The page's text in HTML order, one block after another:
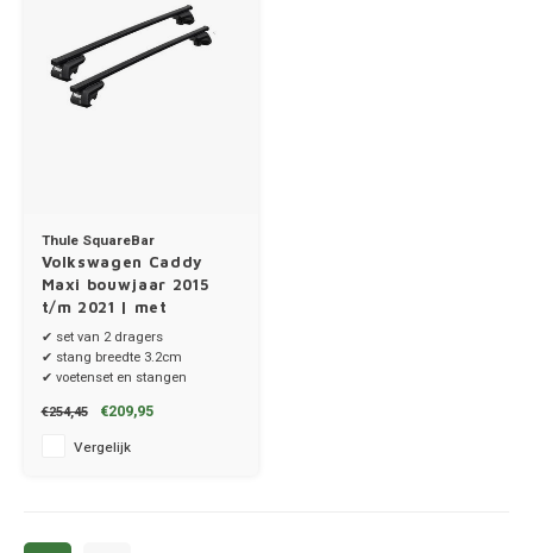
Thule SquareBar
Volkswagen Caddy
Maxi bouwjaar 2015
t/m 2021 | met
dakrailing
✔ set van 2 dragers
✔ stang breedte 3.2cm
✔ voetenset en stangen
€254,45
€209,95
Vergelijk